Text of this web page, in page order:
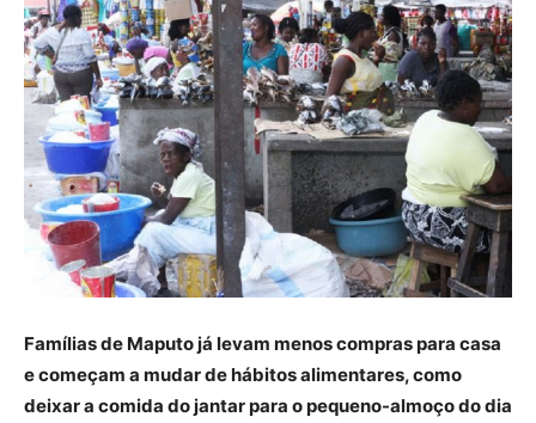
Famílias de Maputo já levam menos compras para casa
e começam a mudar de hábitos alimentares, como
deixar a comida do jantar para o pequeno-almoço do dia